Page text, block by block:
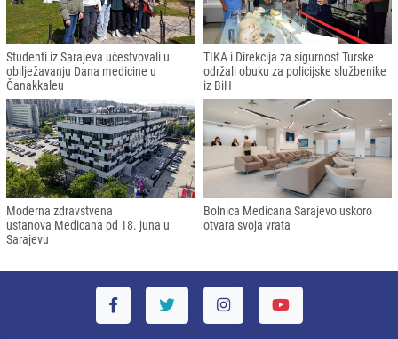
Studenti iz Sarajeva učestvovali u
obilježavanju Dana medicine u
Čanakkaleu
TIKA i Direkcija za sigurnost Turske
održali obuku za policijske službenike
iz BiH
Moderna zdravstvena
ustanova Medicana od 18. juna u
Sarajevu
Bolnica Medicana Sarajevo uskoro
otvara svoja vrata